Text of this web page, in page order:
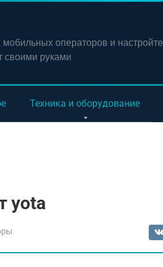
мобильных операторов и настройте
своими руками
Техника и оборудование
yota